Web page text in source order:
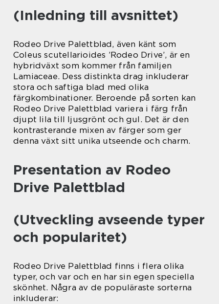
(Inledning till avsnittet)
Rodeo Drive Palettblad, även känt som
Coleus scutellarioides ’Rodeo Drive’, är en
hybridväxt som kommer från familjen
Lamiaceae. Dess distinkta drag inkluderar
stora och saftiga blad med olika
färgkombinationer. Beroende på sorten kan
Rodeo Drive Palettblad variera i färg från
djupt lila till ljusgrönt och gul. Det är den
kontrasterande mixen av färger som ger
denna växt sitt unika utseende och charm.
Presentation av Rodeo
Drive Palettblad
(Utveckling avseende typer
och popularitet)
Rodeo Drive Palettblad finns i flera olika
typer, och var och en har sin egen speciella
skönhet. Några av de populäraste sorterna
inkluderar: